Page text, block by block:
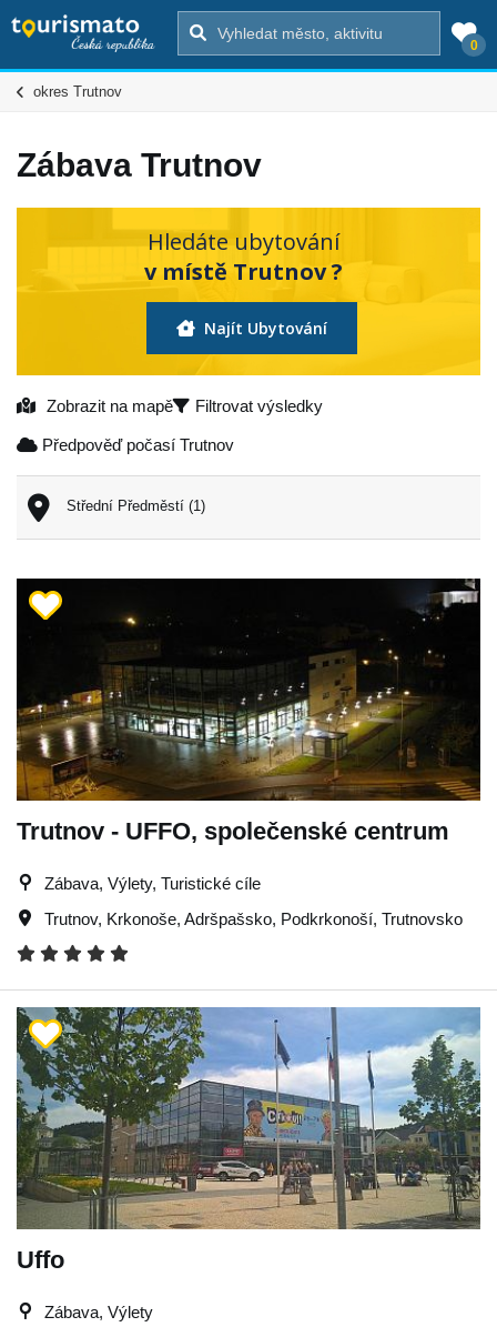
0
okres Trutnov
Zábava Trutnov
Hledáte ubytování
v místě Trutnov ?
Najít Ubytování
Zobrazit na mapě Filtrovat výsledky
Předpověď počasí Trutnov
Střední Předměstí (1)
Trutnov - UFFO, společenské centrum
Zábava, Výlety, Turistické cíle
Trutnov, Krkonoše, Adršpašsko, Podkrkonoší, Trutnovsko
Uffo
Zábava, Výlety